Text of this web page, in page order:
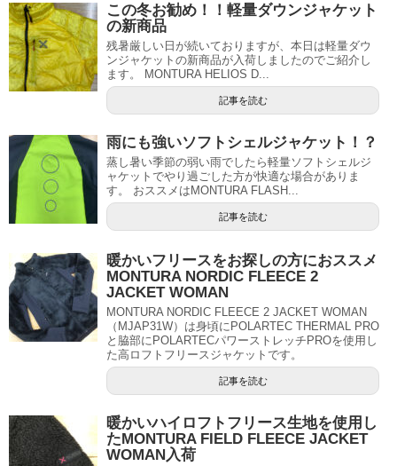
この冬お勧め！！軽量ダウンジャケット
の新商品
残暑厳しい日が続いておりますが、本日は軽量ダウ
ンジャケットの新商品が入荷しましたのでご紹介し
ます。 MONTURA HELIOS D...
記事を読む
雨にも強いソフトシェルジャケット！？
蒸し暑い季節の弱い雨でしたら軽量ソフトシェルジ
ャケットでやり過ごした方が快適な場合がありま
す。 おススメはMONTURA FLASH...
記事を読む
暖かいフリースをお探しの方におススメ
MONTURA NORDIC FLEECE 2
JACKET WOMAN
MONTURA NORDIC FLEECE 2 JACKET WOMAN
（MJAP31W）は身頃にPOLARTEC THERMAL PRO
と脇部にPOLARTECパワーストレッチPROを使用し
た高ロフトフリースジャケットです。
記事を読む
暖かいハイロフトフリース生地を使用し
たMONTURA FIELD FLEECE JACKET
WOMAN入荷